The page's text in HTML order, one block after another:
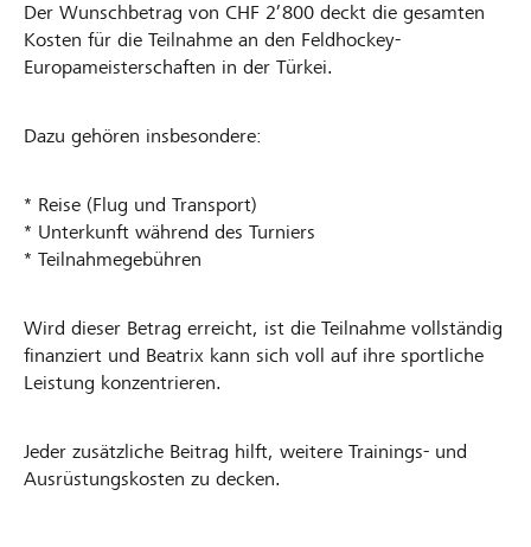
Der Wunschbetrag von CHF 2’800 deckt die gesamten
Kosten für die Teilnahme an den Feldhockey-
Europameisterschaften in der Türkei.
Dazu gehören insbesondere:
* Reise (Flug und Transport)
* Unterkunft während des Turniers
* Teilnahmegebühren
Wird dieser Betrag erreicht, ist die Teilnahme vollständig
finanziert und Beatrix kann sich voll auf ihre sportliche
Leistung konzentrieren.
Jeder zusätzliche Beitrag hilft, weitere Trainings- und
Ausrüstungskosten zu decken.